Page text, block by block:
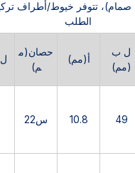
(بدون صمام)، تتوفر خيوط/أطراف
الطلب
ل ب
(مم)
أ(مم)
حصان(م
م)
49
10.8 س22